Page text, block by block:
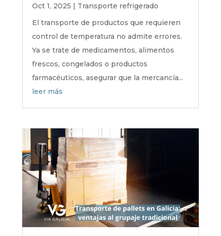
Oct 1, 2025 | Transporte refrigerado
El transporte de productos que requieren
control de temperatura no admite errores.
Ya se trate de medicamentos, alimentos
frescos, congelados o productos
farmacéuticos, asegurar que la mercancía...
leer más